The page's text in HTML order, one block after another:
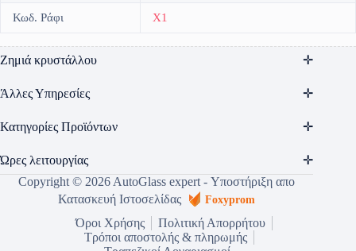
Κωδ. Ράφι X1
Ζημιά κρυστάλλου
Άλλες Υπηρεσίες
Κατηγορίες Προϊόντων
Ώρες λειτουργίας
Copyright © 2026 AutoGlass expert - Υποστήριξη απο
Κατασκευή Ιστοσελίδας
Foxyprom
Όροι Χρήσης
Πολιτική Απορρήτου
Τρόποι αποστολής & πληρωμής